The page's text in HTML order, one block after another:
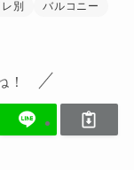
別
バルコニー
！